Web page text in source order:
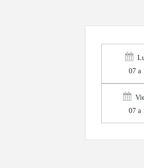
07 a
07 a